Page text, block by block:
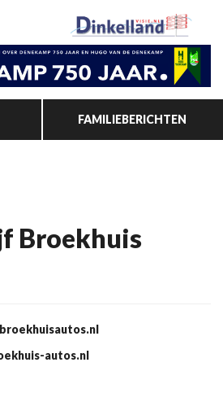
FAMILIEBERICHTEN
Broekhuis
autos.nl